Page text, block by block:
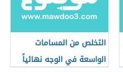
التخلص من المسامات
الواسعة في الوجه نهائياً